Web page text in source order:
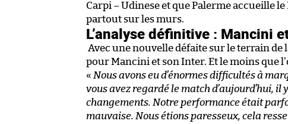
Carpi – Udinese et que Palerme accueille le
partout sur les murs.
L’analyse définitive : Mancini
Avec une nouvelle défaite sur le terrain de
pour Mancini et son Inter. Et le moins que
« Nous avons eu d’énormes difficultés à
vous avez regardé le match d’aujourd’hui,
changements. Notre performance était
mauvaise. Nous étions paresseux, cela